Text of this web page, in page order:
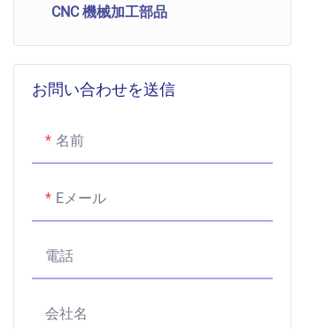
バルブベローズ
真空ベローズ
自動車ベローズ
スクパック
リベットに連絡してください
シールドカバー
その他の精密スタンピング部品
CNC 機械加工部品
お問い合わせを送信
名前
Eメール
電話
会社名